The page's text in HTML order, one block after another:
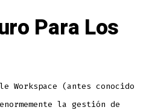
Para Los
Workspace (antes conocido
la gestión de